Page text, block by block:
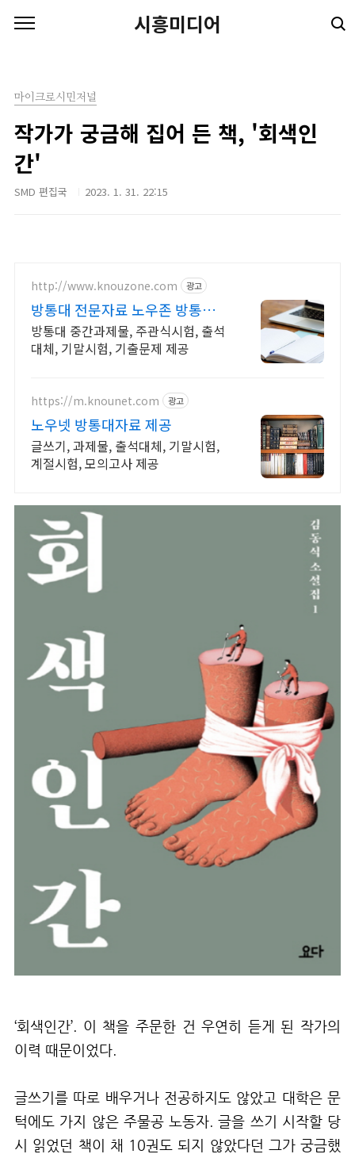
시흥미디어
마이크로시민저널
작가가 궁금해 집어 든 책, '회색인
간'
SMD 편집국 2023. 1. 31. 22:15
http://www.knouzone.com 광고
방통대 전문자료 노우존 방통대
자료포털 NO.1
방통대 중간과제물, 주관식시험, 출석
대체, 기말시험, 기출문제 제공
https://m.knounet.com 광고
노우넷 방통대자료 제공
글쓰기, 과제물, 출석대체, 기말시험,
계절시험, 모의고사 제공
‘회색인간’. 이 책을 주문한 건 우연히 듣게 된 작가의
이력 때문이었다.
글쓰기를 따로 배우거나 전공하지도 않았고 대학은 문
턱에도 가지 않은 주물공 노동자. 글을 쓰기 시작할 당
시 읽었던 책이 채 10권도 되지 않았다던 그가 궁금했